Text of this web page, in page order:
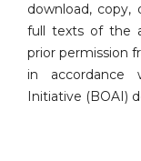
download, copy,
full texts of the
prior permission
in accordance
Initiative (BOAI)